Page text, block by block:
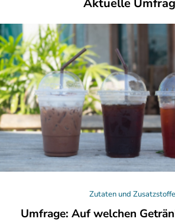
Aktuelle
Zutaten und Zusatzstoffe
Umfrage: Auf welchen